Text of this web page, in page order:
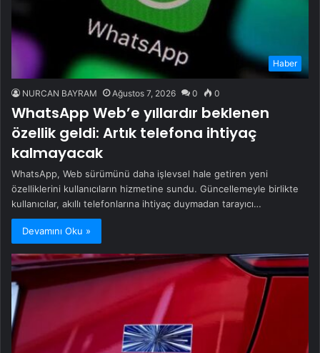
Haber
NURCAN BAYRAM Ağustos 7, 2026 0 0
WhatsApp Web’e yıllardır beklenen
özellik geldi: Artık telefona ihtiyaç
kalmayacak
WhatsApp, Web sürümünü daha işlevsel hale getiren yeni
özelliklerini kullanıcıların hizmetine sundu. Güncellemeyle birlikte
kullanıcılar, akıllı telefonlarına ihtiyaç duymadan tarayıcı…
Devamını Oku »